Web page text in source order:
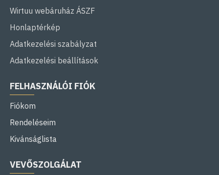
Wirtuu webáruház ÁSZF
Honlaptérkép
Adatkezelési szabályzat
Adatkezelési beállítások
FELHASZNÁLÓI FIÓK
Fiókom
Rendeléseim
Kivánságlista
VEVŐSZOLGÁLAT